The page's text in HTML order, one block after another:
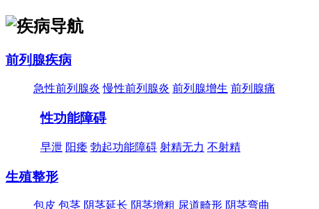
前列腺疾病
急性前列腺炎 慢性前列腺炎 前列腺增生 前列腺痛
性功能障碍
早泄 阳痿 勃起功能障碍 射精无力 不射精
生殖整形
包皮 包茎 阴茎延长 阴茎增粗 尿道畸形 阴茎弯曲